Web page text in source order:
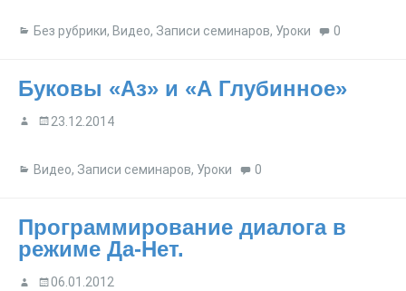
Без рубрики, Видео, Записи семинаров, Уроки 0
Буковы «Аз» и «А Глубинное»
23.12.2014
Видео, Записи семинаров, Уроки 0
Программирование диалога в
режиме Да-Нет.
06.01.2012